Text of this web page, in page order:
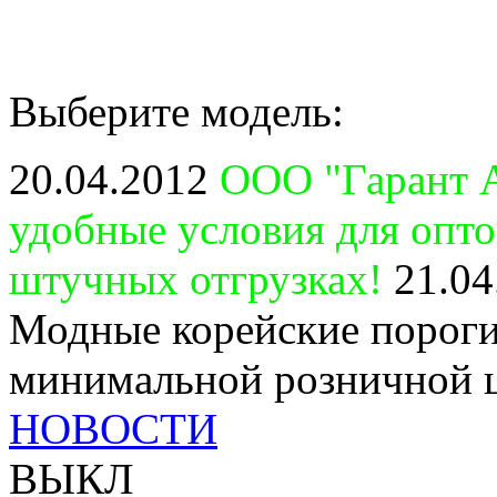
Выберите модель:
20.04.2012 ООО "Гарант
удобные условия для
штучных отгрузках!
Модные корейские
минимальной розничной
НОВОСТИ
ВЫКЛ